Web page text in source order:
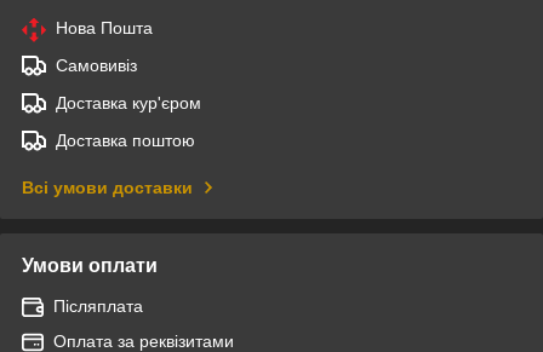
Нова Пошта
Самовивіз
Доставка кур'єром
Доставка поштою
Всі умови доставки
Умови оплати
Післяплата
Оплата за реквізитами